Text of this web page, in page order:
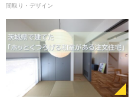
間取り・デザイン